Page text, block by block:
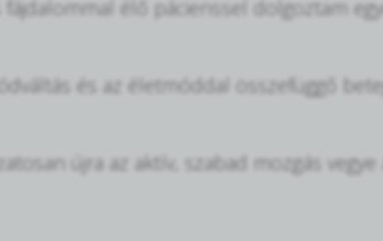
élő pácienssel dolgoztam
és az életmóddal összefüggő
újra az aktív, szabad mozgás vegye